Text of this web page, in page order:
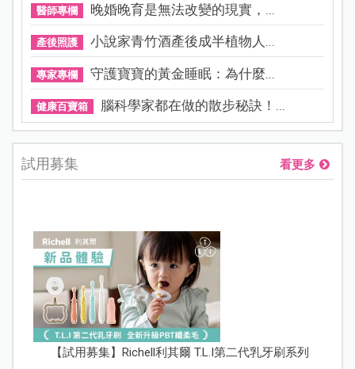
醫師專欄 晚婚晚育是無法改變的現實，...
產後照護 小說家青竹酒產後成半植物人...
專家專欄 守護寶寶的黃金睡眠：為什麼...
健康百寶箱 腦科學家都在做的散步秘訣！...
試用募集 看更多
【試用募集】Richell利其爾 T.L.I第二代乳牙刷系列